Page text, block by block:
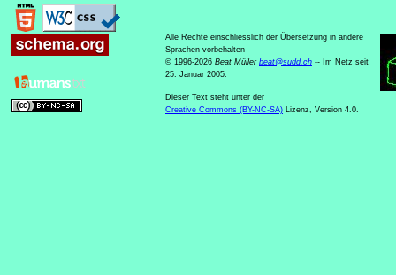
Alle Rechte einschliesslich der Übersetzung in andere
Sprachen vorbehalten
© 1996-2026 Beat Müller beat@sudd.ch -- Im Netz seit
25. Januar 2005.
Dieser Text steht unter der
Creative Commons (BY-NC-SA) Lizenz, Version 4.0.